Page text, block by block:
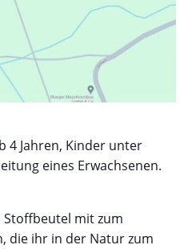
4 Jahren, Kinder unter
eines Erwachsenen.
mit zum
die ihr in der Natur zum